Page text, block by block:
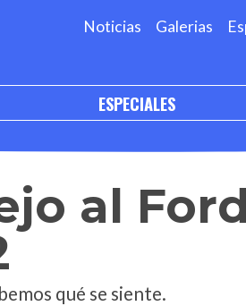
Noticias Galerias
ESPECIALES
al
qué se siente.